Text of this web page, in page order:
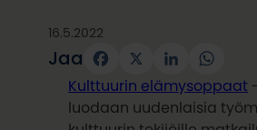
16.5.2022
Jaa Facebook
X LinkedIn
Kulttuurin elämysoppaat
luodaan uudenlaisia